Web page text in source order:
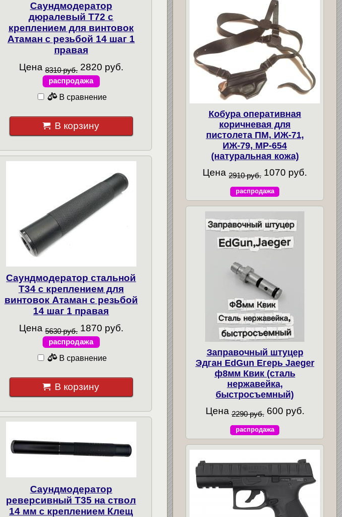
Саундмодератор
дюралевый T72 с
креплением для винтовок
Атаман с резьбой 14 шаг 1
правая
Цена 8310 руб. 2820 руб.
распродажа
В сравнение
В корзину
Cаундмодератор стальной
T34 с креплением для
винтовок Атаман с резьбой
14 шаг 1 правая
Цена 5630 руб. 1870 руб.
распродажа
В сравнение
В корзину
Саундмодератор
реверсивный T35 на ствол
14 мм с креплением Клещ
Кобура оперативная
коричневая для
пистолета ПМ, ИЖ-71,
ИЖ-79, МР-654
(натуральная кожа)
Цена 2910 руб. 1070 руб.
распродажа
Заправочный штуцер
Эдган EdGun Егерь Jaeger
ф8мм Квик (сталь
нержавейка,
быстросъемный)
Цена 2290 руб. 600 руб.
распродажа